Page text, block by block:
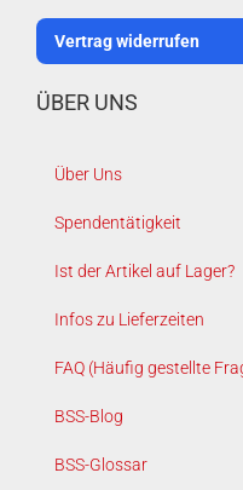
Vertrag widerrufen
ÜBER UNS
Über Uns
Spendentätigkeit
Ist der Artikel auf Lager?
Infos zu Lieferzeiten
FAQ (Häufig gestellte
BSS-Blog
BSS-Glossar